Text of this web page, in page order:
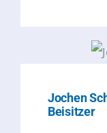
Jochen
Beisitzer